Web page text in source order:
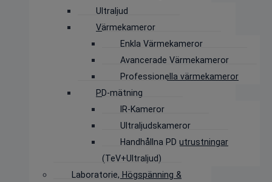
Ultraljud
Värmekameror
Enkla Värmekameror
Avancerade Värmekameror
Professionella värmekameror
PD-mätning
IR-Kameror
Ultraljudskameror
Handhållna PD utrustningar
(TeV+Ultraljud)
Laboratorie, Högspänning &